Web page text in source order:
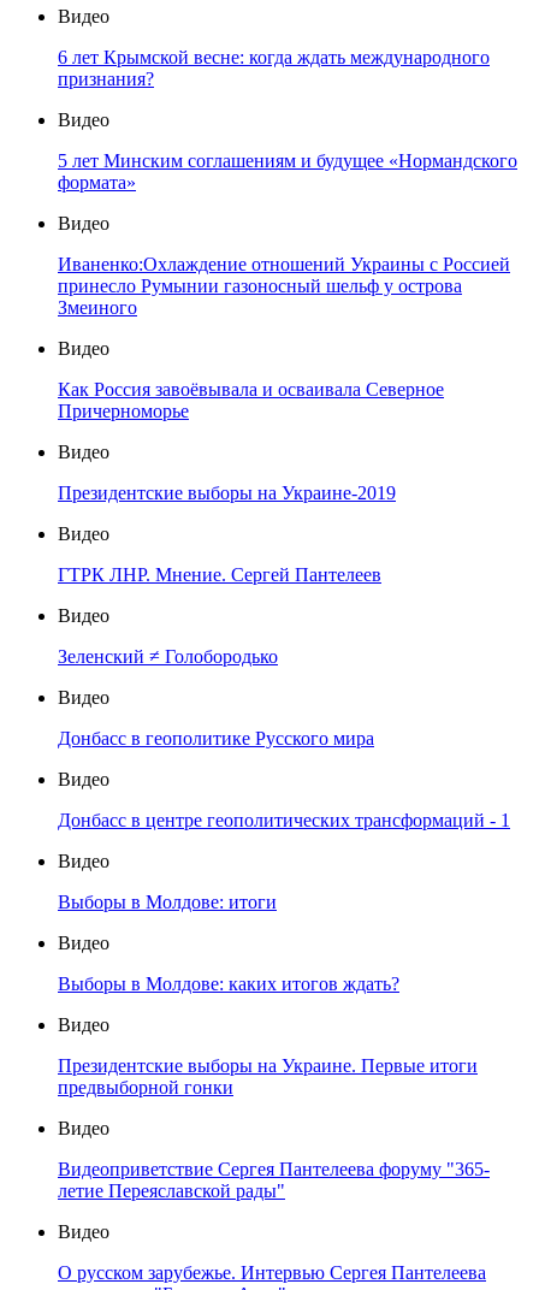
Видео
6 лет Крымской весне: когда ждать международного
признания?
Видео
5 лет Минским соглашениям и будущее «Нормандского
формата»
Видео
Иваненко:Охлаждение отношений Украины с Россией
принесло Румынии газоносный шельф у острова
Змеиного
Видео
Как Россия завоёвывала и осваивала Северное
Причерноморье
Видео
Президентские выборы на Украине-2019
Видео
ГТРК ЛНР. Мнение. Сергей Пантелеев
Видео
Зеленский ≠ Голобородько
Видео
Донбасс в геополитике Русского мира
Видео
Донбасс в центре геополитических трансформаций - 1
Видео
Выборы в Молдове: итоги
Видео
Выборы в Молдове: каких итогов ждать?
Видео
Президентские выборы на Украине. Первые итоги
предвыборной гонки
Видео
Видеоприветствие Сергея Пантелеева форуму "365-
летие Переяславской рады"
Видео
О русском зарубежье. Интервью Сергея Пантелеева